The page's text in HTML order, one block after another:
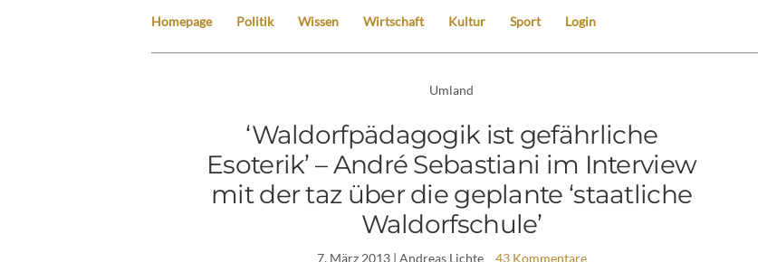
Homepage Politik Wissen Wirtschaft Kultur Sport Login
Umland
‘Waldorfpädagogik ist gefährliche
Esoterik’ – André Sebastiani im Interview
mit der taz über die geplante ‘staatliche
Waldorfschule’
7. März 2013| Andreas Lichte 43 Kommentare